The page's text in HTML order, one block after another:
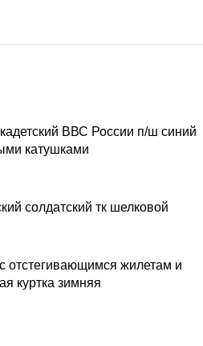
ВВС России п/ш синий
катушками
солдатский тк шелковой
отстегивающимся жилетам и
куртка зимняя